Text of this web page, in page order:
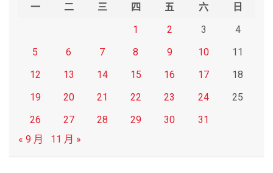
一 二 三 四 五 六
日
1
2 3
4
5
6 7 8 9 10
11
12
13 14 15 16 17
18
19
20 21 22 23 24
25
26
27 28 29 30
31
« 9 月
11 月 »